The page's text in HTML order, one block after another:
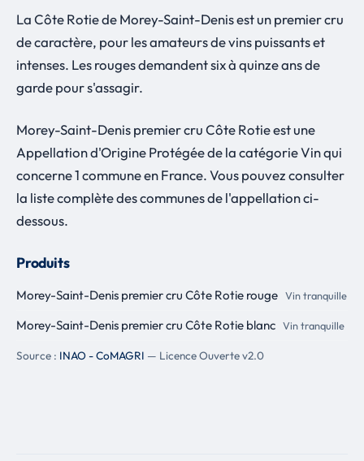
La Côte Rotie de Morey-Saint-Denis est un premier cru
de caractère, pour les amateurs de vins puissants et
intenses. Les rouges demandent six à quinze ans de
garde pour s'assagir.
Morey-Saint-Denis premier cru Côte Rotie est une
Appellation d'Origine Protégée de la catégorie Vin qui
concerne 1 commune en France. Vous pouvez consulter
la liste complète des communes de l'appellation ci-
dessous.
Produits
Morey-Saint-Denis premier cru Côte Rotie rouge Vin tranquille
Morey-Saint-Denis premier cru Côte Rotie blanc Vin tranquille
Source : INAO - CoMAGRI — Licence Ouverte v2.0